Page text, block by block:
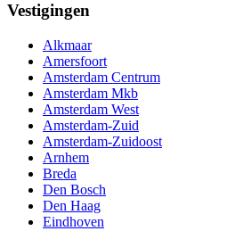
Vestigingen
Alkmaar
Amersfoort
Amsterdam Centrum
Amsterdam Mkb
Amsterdam West
Amsterdam-Zuid
Amsterdam-Zuidoost
Arnhem
Breda
Den Bosch
Den Haag
Eindhoven